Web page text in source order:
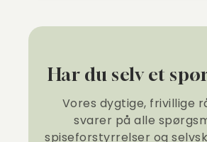
Har du selv et
Vores dygtige, frivillige
svarer på alle
spiseforstyrrelser og